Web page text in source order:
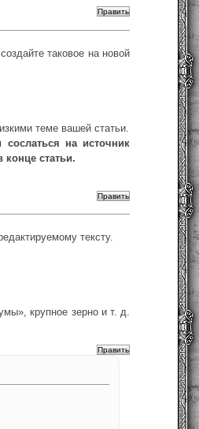
таковое на новой
теме вашей статьи.
на источник
статьи.
тексту.
крупное зерно и т. д.